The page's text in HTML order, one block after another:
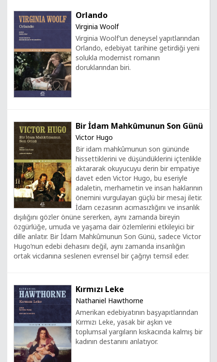
Orlando
Virginia Woolf
Virginia Woolf’un deneysel yapıtlarından
Orlando, edebiyat tarihine getirdiği yeni
solukla modernist romanın
doruklarından biri.
Bir İdam Mahkûmunun Son Günü
Victor Hugo
Bir idam mahkûmunun son gününde
hissettiklerini ve düşündüklerini içtenlikle
aktararak okuyucuyu derin bir empatiye
davet eden Victor Hugo, bu eseriyle
adaletin, merhametin ve insan haklarının
önemini vurgulayan güçlü bir mesaj iletir.
İdam cezasının acımasızlığını ve insanlık
dışılığını gözler önüne sererken, aynı zamanda bireyin
özgürlüğe, umuda ve yaşama dair özlemlerini etkileyici bir
dille anlatır. Bir İdam Mahkûmunun Son Günü, sadece Victor
Hugo’nun edebi dehasını değil, aynı zamanda insanlığın
ortak vicdanına seslenen evrensel bir çağrıyı temsil eder.
Kırmızı Leke
Nathaniel Hawthorne
Amerikan edebiyatının başyapıtlarından
Kırmızı Leke, yasak bir aşkın ve
toplumsal yargıların kıskacında kalmış bir
kadının destanını anlatıyor.